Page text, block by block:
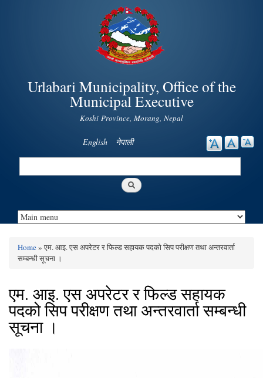
Skip to
main
content
Urlabari Municipality, Office of the
Municipal Executive
Koshi Province, Morang, Nepal
English नेपाली
Search
You are here
Home» एम. आइ. एस अपरेटर र फिल्ड सहायक पदको सिप परीक्षण तथा अन्तरवार्ता
सम्बन्धी सूचना ।
एम. आइ. एस अपरेटर र फिल्ड सहायक
पदको सिप परीक्षण तथा अन्तरवार्ता सम्बन्धी
सूचना ।